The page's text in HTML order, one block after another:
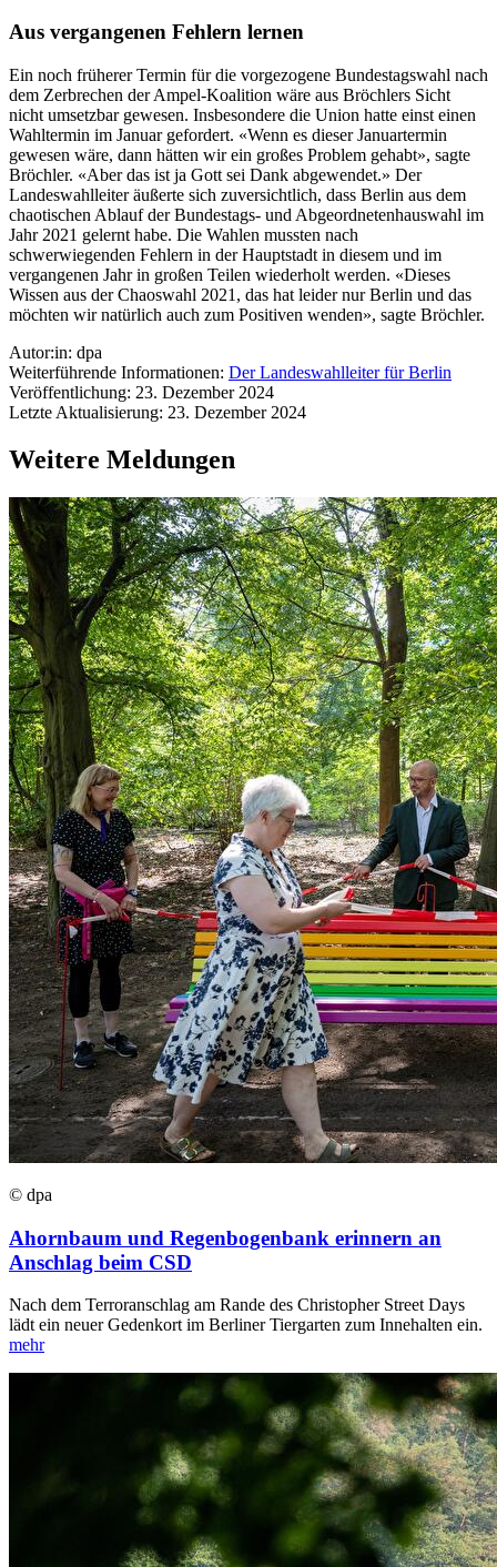
Aus vergangenen Fehlern lernen
Ein noch früherer Termin für die vorgezogene Bundestagswahl nach
dem Zerbrechen der Ampel-Koalition wäre aus Bröchlers Sicht
nicht umsetzbar gewesen. Insbesondere die Union hatte einst einen
Wahltermin im Januar gefordert. «Wenn es dieser Januartermin
gewesen wäre, dann hätten wir ein großes Problem gehabt», sagte
Bröchler. «Aber das ist ja Gott sei Dank abgewendet.» Der
Landeswahlleiter äußerte sich zuversichtlich, dass Berlin aus dem
chaotischen Ablauf der Bundestags- und Abgeordnetenhauswahl im
Jahr 2021 gelernt habe. Die Wahlen mussten nach
schwerwiegenden Fehlern in der Hauptstadt in diesem und im
vergangenen Jahr in großen Teilen wiederholt werden. «Dieses
Wissen aus der Chaoswahl 2021, das hat leider nur Berlin und das
möchten wir natürlich auch zum Positiven wenden», sagte Bröchler.
Autor:in: dpa
Weiterführende Informationen: Der Landeswahlleiter für Berlin
Veröffentlichung: 23. Dezember 2024
Letzte Aktualisierung: 23. Dezember 2024
Weitere Meldungen
© dpa
Ahornbaum und Regenbogenbank erinnern an
Anschlag beim CSD
Nach dem Terroranschlag am Rande des Christopher Street Days
lädt ein neuer Gedenkort im Berliner Tiergarten zum Innehalten ein.
mehr